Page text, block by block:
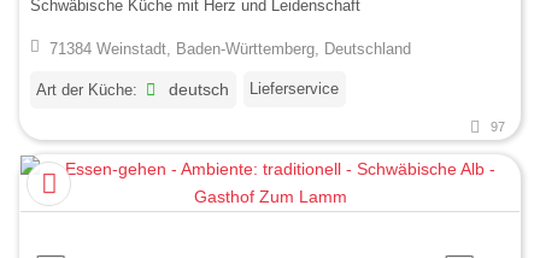
Schwäbische Küche mit Herz und Leidenschaft
71384 Weinstadt, Baden-Württemberg, Deutschland
Art der Küche: deutsch Lieferservice
97